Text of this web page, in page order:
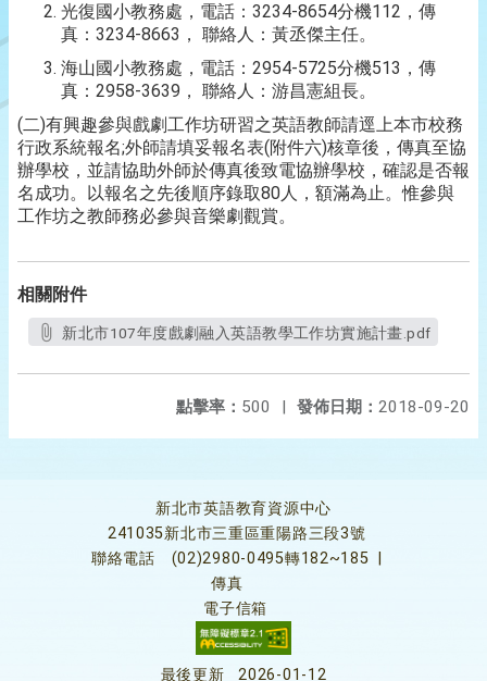
光復國小教務處，電話：3234-8654分機112，傳
真：3234-8663， 聯絡人：黃丞傑主任。
海山國小教務處，電話：2954-5725分機513，傳
真：2958-3639， 聯絡人：游昌憲組長。
(二)有興趣參與戲劇工作坊研習之英語教師請逕上本市校務
行政系統報名;外師請填妥報名表(附件六)核章後，傳真至協
辦學校，並請協助外師於傳真後致電協辦學校，確認是否報
名成功。以報名之先後順序錄取80人，額滿為止。惟參與
工作坊之教師務必參與音樂劇觀賞。
相關附件
新北市107年度戲劇融入英語教學工作坊實施計畫.pdf
發佈日期： 2018-09-20
點擊率： 500 |
新北市英語教育資源中心
241035新北市三重區重陽路三段3號
聯絡電話
(02)2980-0495轉182~185
傳真
電子信箱
最後更新 2026-01-12